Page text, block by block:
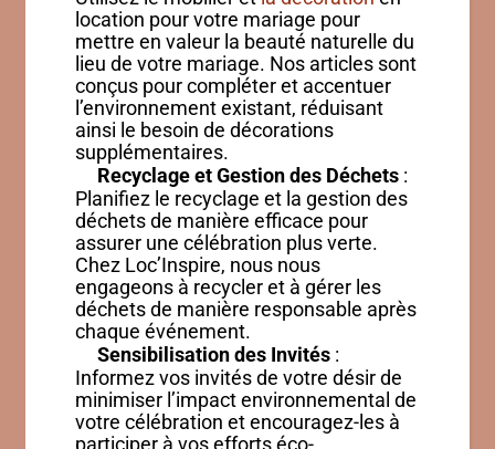
location pour votre mariage pour
mettre en valeur la beauté naturelle du
lieu de votre mariage. Nos articles sont
conçus pour compléter et accentuer
l’environnement existant, réduisant
ainsi le besoin de décorations
supplémentaires.
Recyclage et Gestion des Déchets :
Planifiez le recyclage et la gestion des
déchets de manière efficace pour
assurer une célébration plus verte.
Chez Loc’Inspire, nous nous
engageons à recycler et à gérer les
déchets de manière responsable après
chaque événement.
Sensibilisation des Invités :
Informez vos invités de votre désir de
minimiser l’impact environnemental de
votre célébration et encouragez-les à
participer à vos efforts éco-